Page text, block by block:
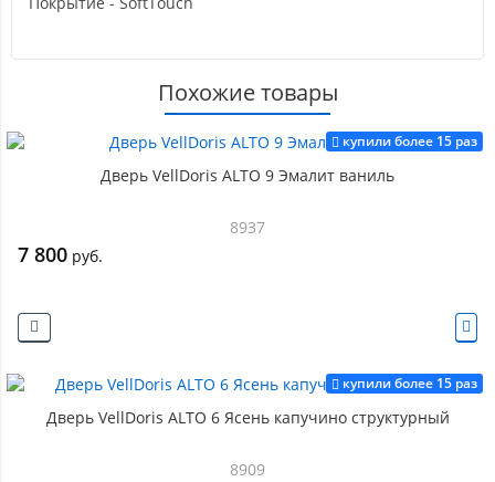
Похожие товары
купили более 15 раз
Дверь VellDoris ALTO 9 Эмалит ваниль
8937
7 800 руб.
купили более 15 раз
Дверь VellDoris ALTO 6 Ясень капучино структурный
8909